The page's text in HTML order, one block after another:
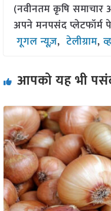
(नवीनतम कृषि
अपने मनपसंद
गूगल न्यूज़,टेलीग्राम,
आपको यह भी